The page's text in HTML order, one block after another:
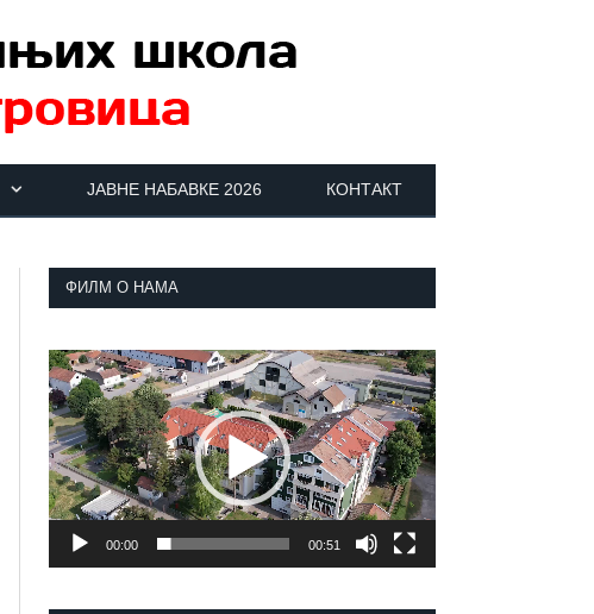
ЈАВНЕ НАБАВКЕ 2026 КОНТАКТ
ФИЛМ О НАМА
Прегледач
видео
записа
00:00 00:51